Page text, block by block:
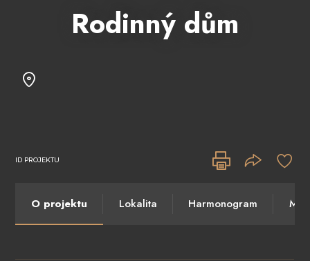
Rodinný dům
ID PROJEKTU
O projektu Lokalita Harmonogram